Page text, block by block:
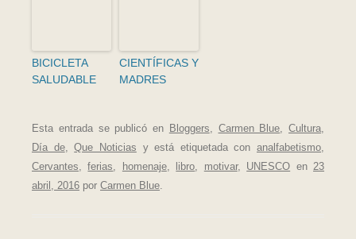
BICICLETA
SALUDABLE
CIENTÍFICAS Y
MADRES
Esta entrada se publicó en Bloggers, Carmen Blue, Cultura,
Día de,Que Noticias y está etiquetada con analfabetismo,
Cervantes,ferias, homenaje, libro, motivar, UNESCO en23
abril, 2016 por Carmen Blue.